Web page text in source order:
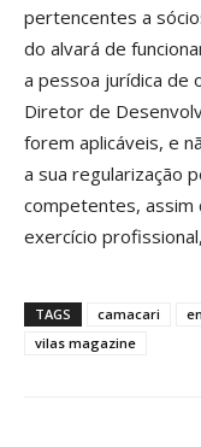
pertencentes a
do alvará de
a pessoa jurídica de
Diretor de
forem aplicáveis, e
a sua regularização
competentes, assim
exercício
TAGS camacari
vilas magazine